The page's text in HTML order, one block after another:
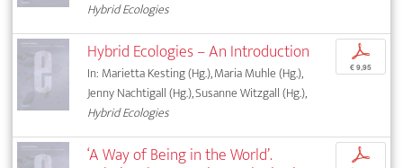
Hybrid Ecologies
Hybrid Ecologies – An Introduction
In: Marietta Kesting (Hg.), Maria Muhle (Hg.),
Jenny Nachtigall (Hg.), Susanne Witzgall (Hg.),
Hybrid Ecologies
p
€ 9,95
‘A Way of Being in the World’. p